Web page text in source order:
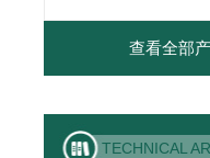
查看全部
TECHNICAL